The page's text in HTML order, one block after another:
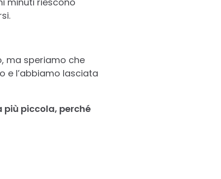
ma speriamo che
e l’abbiamo lasciata
piccola, perché